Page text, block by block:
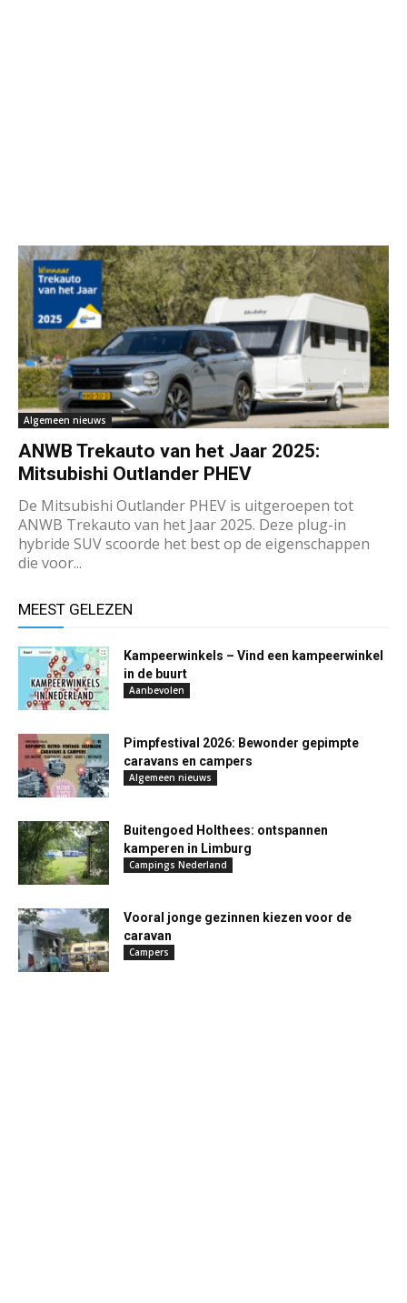
Algemeen nieuws
ANWB Trekauto van het Jaar 2025:
Mitsubishi Outlander PHEV
De Mitsubishi Outlander PHEV is uitgeroepen tot
ANWB Trekauto van het Jaar 2025. Deze plug-in
hybride SUV scoorde het best op de eigenschappen
die voor...
MEEST GELEZEN
Kampeerwinkels – Vind een kampeerwinkel
in de buurt
Aanbevolen
Pimpfestival 2026: Bewonder gepimpte
caravans en campers
Algemeen nieuws
Buitengoed Holthees: ontspannen
kamperen in Limburg
Campings Nederland
Vooral jonge gezinnen kiezen voor de
caravan
Campers